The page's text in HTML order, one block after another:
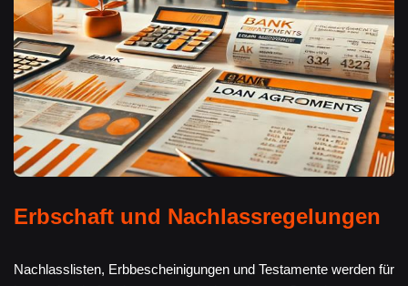
Erbschaft und Nachlassregelungen
Nachlasslisten, Erbbescheinigungen und Testamente werden für